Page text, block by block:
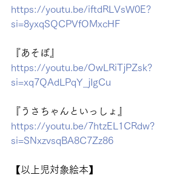
https://youtu.be/iftdRLVsW0E?
si=8yxqSQCPVfOMxcHF
『あそぼ』
https://youtu.be/OwLRiTjPZsk?
si=xq7QAdLPqY_jIgCu
『うさちゃんといっしょ』
https://youtu.be/7htzEL1CRdw?
si=SNxzvsqBA8C7Zz86
【以上児対象絵本】